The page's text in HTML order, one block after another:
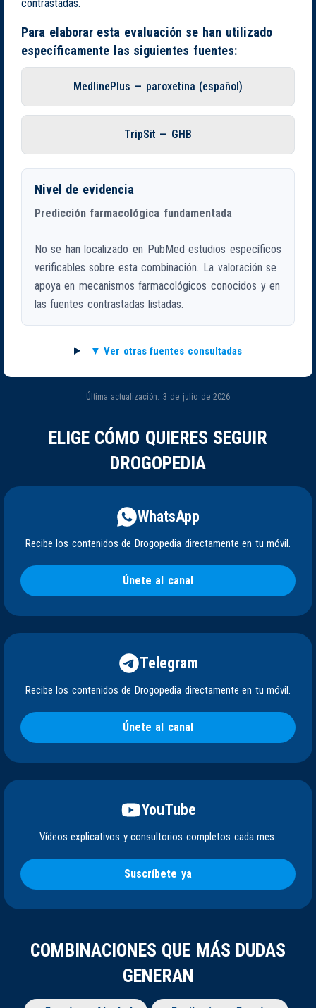
contrastadas.
Para elaborar esta evaluación se han utilizado
específicamente las siguientes fuentes:
MedlinePlus — paroxetina (español)
TripSit — GHB
Nivel de evidencia
Predicción farmacológica fundamentada
No se han localizado en PubMed estudios específicos
verificables sobre esta combinación. La valoración se
apoya en mecanismos farmacológicos conocidos y en
las fuentes contrastadas listadas.
Ver otras fuentes consultadas
Última actualización: 3 de julio de 2026
ELIGE CÓMO QUIERES SEGUIR
DROGOPEDIA
WhatsApp
Recibe los contenidos de Drogopedia directamente en tu móvil.
Únete al canal
Telegram
Recibe los contenidos de Drogopedia directamente en tu móvil.
Únete al canal
YouTube
Vídeos explicativos y consultorios completos cada mes.
Suscríbete ya
COMBINACIONES QUE MÁS DUDAS
GENERAN